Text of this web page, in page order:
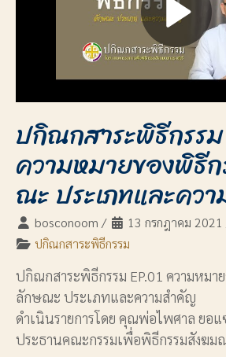
ปกิณกสาระพิธีกรร
ความหมายของพิธี
ณะ ประเภทและคว
bosconoom / 13 กรกฎาคม 2021
ปกิณกสาระพิธีกรรม
ปกิณกสาระพิธีกรรม EP.01 ความหมา
ลักษณะ ประเภทและความสำคัญ
ดำเนินรายการโดย คุณพ่อไพศาล ยอ
ประธานคณะกรรมเพื่อพิธีกรรมสังฆม